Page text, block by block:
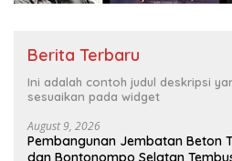
Berita Terbaru
Ini adalah contoh judul deskripsi
sesuaikan pada widget
August 9, 2026
Pembangunan Jembatan Beton
dan Bontonompo Selatan